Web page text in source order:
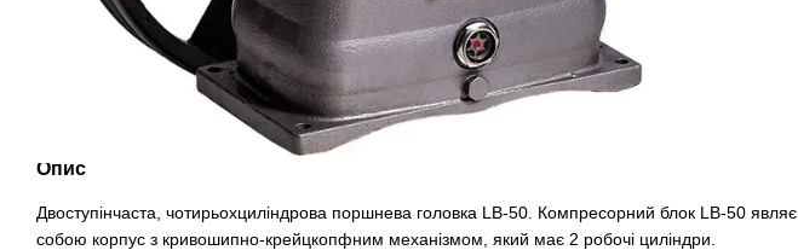
Опис
Двоступінчаста, чотирьохциліндрова поршнева головка LB-50. Компресорний блок LB-50 являє
собою корпус з кривошипно-крейцкопфним механізмом, який має 2 робочі циліндри.